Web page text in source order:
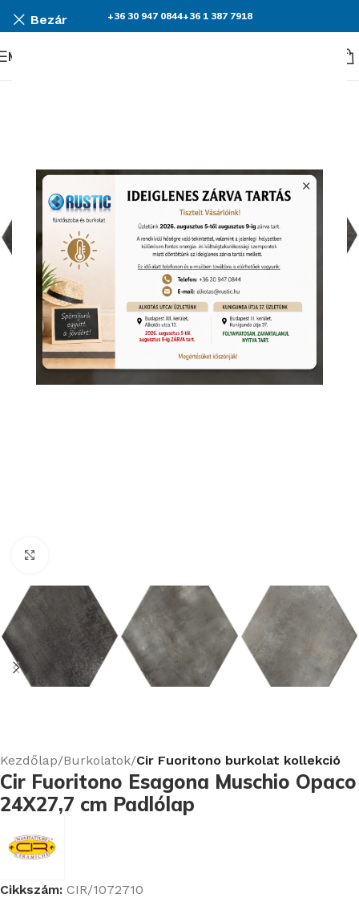
Bezár +36 30 947 0844+36 1 387 7918
Menü
Kezdőlap Burkolatok Cir Fuoritono burkolat kollekció
Cir Fuoritono Esagona Muschio Opaco
24X27,7 cm Padlólap
Cikkszám: CIR/1072710